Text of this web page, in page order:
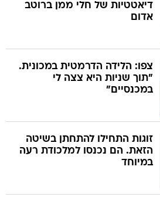
דיאטטיות של חלי ממן ברוטב
אדום
צפו: הלידה הדרמטית במכונית.
"תוך שניות היא צצה לי
במכנסיים"
זוגות התחילו להתחתן בשיטה
הזאת. הם נכנסו למלכודת רעה
במיוחד